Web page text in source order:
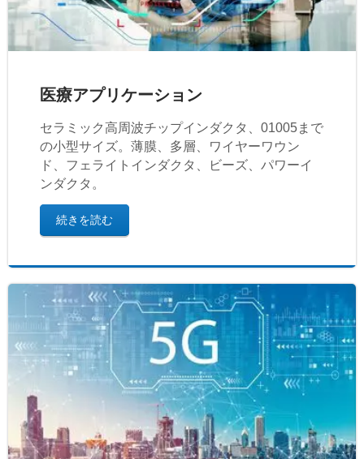
医療アプリケーション
セラミック高周波チップインダクタ、01005まで
の小型サイズ。薄膜、多層、ワイヤーワウン
ド、フェライトインダクタ、ビーズ、パワーイ
ンダクタ。
続きを読む